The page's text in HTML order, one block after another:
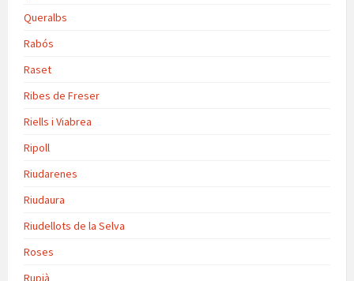
Queralbs
Rabós
Raset
Ribes de Freser
Riells i Viabrea
Ripoll
Riudarenes
Riudaura
Riudellots de la Selva
Roses
Rupià